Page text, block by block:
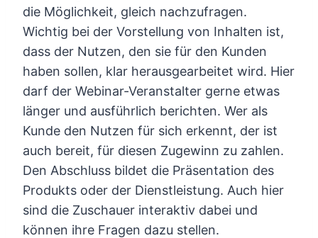
die Möglichkeit, gleich nachzufragen.
Wichtig bei der Vorstellung von Inhalten ist,
dass der Nutzen, den sie für den Kunden
haben sollen, klar herausgearbeitet wird. Hier
darf der Webinar-Veranstalter gerne etwas
länger und ausführlich berichten. Wer als
Kunde den Nutzen für sich erkennt, der ist
auch bereit, für diesen Zugewinn zu zahlen.
Den Abschluss bildet die Präsentation des
Produkts oder der Dienstleistung. Auch hier
sind die Zuschauer interaktiv dabei und
können ihre Fragen dazu stellen.